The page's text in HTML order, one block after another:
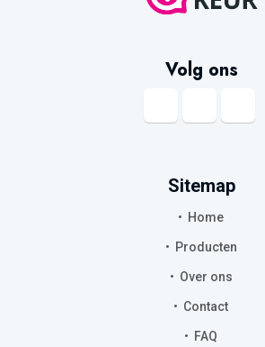
Volg ons
Sitemap
Home
Producten
Over ons
Contact
FAQ